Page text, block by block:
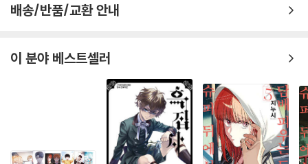
배송/반품/교환 안내
이 분야 베스트셀러